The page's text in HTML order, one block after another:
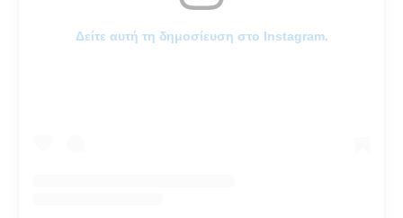
Δείτε αυτή τη δημοσίευση στο Instagram.